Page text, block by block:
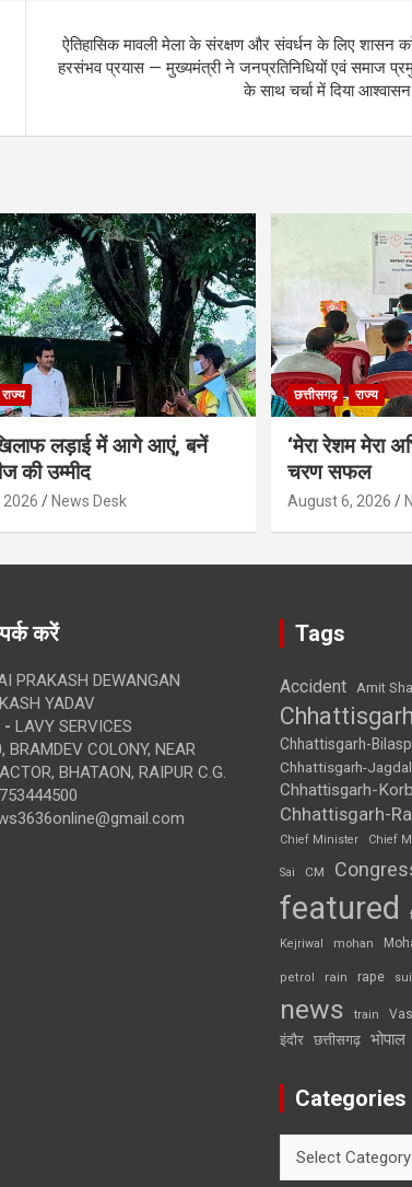
ऐतिहासिक मावली मेला के संरक्षण और संवर्धन के लिए शासन
हरसंभव प्रयास — मुख्यमंत्री ने जनप्रतिनिधियों एवं समाज
के साथ चर्चा में दिया
राज्य
लड़ाई में आगे आएं, बनें
की उम्मीद
News Desk
छत्तीसगढ़ राज्य
‘मेरा रेशम मेरा
चरण सफल
August 6, 2026
करें
PRAKASH DEWANGAN
YADAV
- LAVY SERVICES
BRAMDEV COLONY, NEAR
BHATAON, RAIPUR C.G.
Tags
Accident Amit
Chhattisgarh
Chhattisgarh-
Chhattisgarh-
Chhattisgarh-
Chhattisgarh-
Chief Minister
Chief
Sai CM
featured
Kejriwal mohan
petrol rain rape
news
train
इंदौर छत्तीसगढ़ भोपाल
Categories